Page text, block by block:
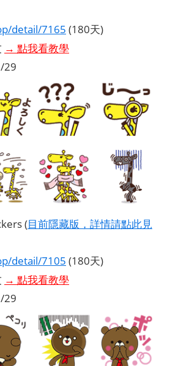
detail/7165 (180天)
→ 點我看教學
29
(目前隱藏版，詳情請點此見
detail/7105 (180天)
→ 點我看教學
29